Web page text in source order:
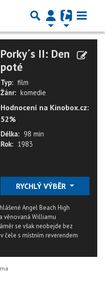
Porky´s II: Den
poté
Typ: film
Žánr: komedie
Hodnocení na Kinobox.cz:
52%
Délka: 98 min
Rok: 1983
RYCHLÝ VÝBĚR
Angel Beach High
věnovaná Williamu
se však neobejde bez
čele s místním reverendem